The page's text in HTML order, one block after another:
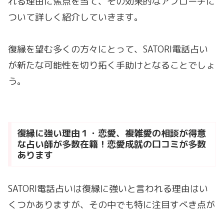
ついて詳しく紹介していきます。
復縁を望む多くの方々にとって、SATORI電話占い
が新たな可能性を切り拓く手助けとなることでしょ
う。
復縁に強い理由１・恋愛、複雑愛の相談が得意
な占い師が多数在籍！恋愛成就の口コミが多数
あります
SATORI電話占いは復縁に強いと言われる理由はい
くつかありますが、その中でも特に注目すべき点が